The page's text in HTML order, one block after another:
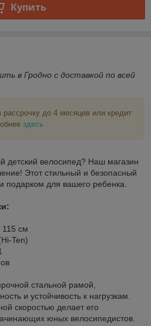
Купить
в Гродно с доставкой по всей
до 4 месяцев или кредит
здесь
велосипед? Наш магазин
Этот стильный и безопасный
подарком для вашего ребенка.
115 см
Ten)
стальной рамой,
и устойчивость к нагрузкам.
скоростью делает его
юных велосипедистов.